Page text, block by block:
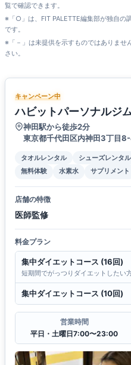
覧で確認できます。
※「○」は、FIT PALETTE編集部が独自の
です。
※「－」は未提供を示すものではありませ
さい。
キャンペーン中
ハビットパーソナルジ
神田駅から徒歩2分
東京都千代田区内神田3丁目
タオルレンタル シューズレンタル
無料体験
水素水 サプリメント
店舗の特徴
医師監修
料金プラン
集中ダイエットコース (16回)
短期間でがっつりダイエットしたい
集中ダイエットコース (10回)
営業時間
平日・土曜日7:00〜23:00